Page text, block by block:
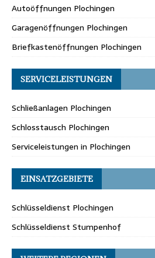
Autoöffnungen Plochingen
Garagenöffnungen Plochingen
Briefkastenöffnungen Plochingen
SERVICELEISTUNGEN
Schließanlagen Plochingen
Schlosstausch Plochingen
Serviceleistungen in Plochingen
EINSATZGEBIETE
Schlüsseldienst Plochingen
Schlüsseldienst Stumpenhof